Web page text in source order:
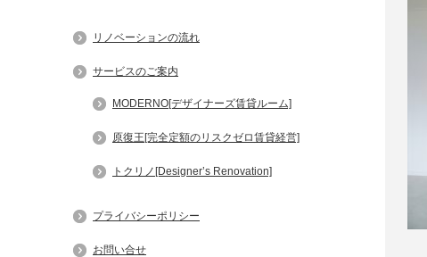
リノベーションの流れ
サービスのご案内
MODERNO[デザイナーズ賃貸ルーム]
原復王[完全定額のリスクゼロ賃貸経営]
トクリノ[Designer’s Renovation]
プライバシーポリシー
お問い合せ